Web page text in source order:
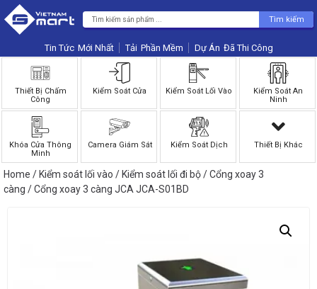
Tìm kiếm
Tin Tức Phần Mềm Dự Án
Thiết Bị Chấm
Công
Kiểm Soát Cửa Kiểm Soát Lối Vào
Kiểm Soát An
Ninh
Khóa Cửa Thông
Minh
Camera Giám Sát Kiểm Soát Dịch Thiết Bị Khác
Home /Kiểm soát lối vào /Kiểm soát lối đi bộ/Cổng xoay 3
càng / Cổng xoay 3 càng JCA JCA-S01BD